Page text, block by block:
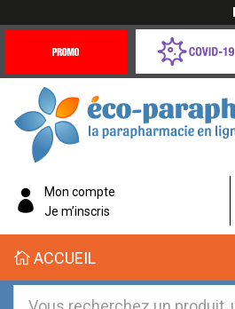
Offres
Coronavirus
éco-
éco-
Mon compte
Je m’inscris
ACCUEIL